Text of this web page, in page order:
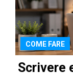
COME FARE
Scrivere